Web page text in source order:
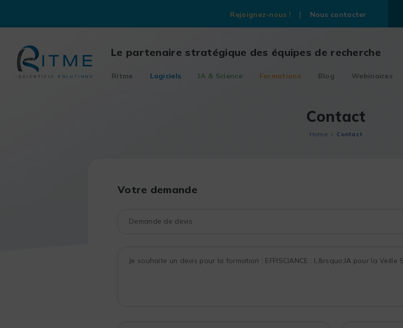
content
Rejoignez-nous ! Nous contacter
Le partenaire stratégique des équipes de recherche
Ritme Logiciels IA & Science Formations Blog Webinaires
Contact
Home Contact
Votre demande